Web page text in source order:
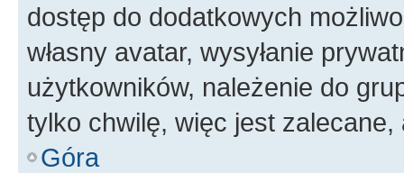
dostęp do dodatkowych
własny avatar, wysyłanie
użytkowników, należenie do
tylko chwilę, więc jest zalecane,
Góra